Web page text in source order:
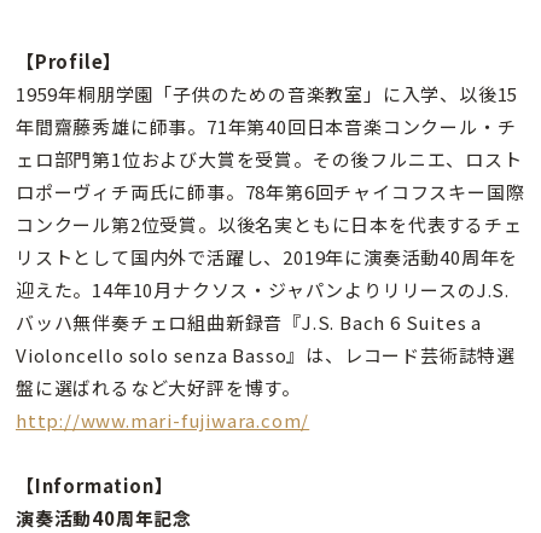
【Profile】
1959年桐朋学園「子供のための音楽教室」に入学、以後15
年間齋藤秀雄に師事。71年第40回日本音楽コンクール・チ
ェロ部門第1位および大賞を受賞。その後フルニエ、ロスト
ロポーヴィチ両氏に師事。78年第6回チャイコフスキー国際
コンクール第2位受賞。以後名実ともに日本を代表するチェ
リストとして国内外で活躍し、2019年に演奏活動40周年を
迎えた。14年10月ナクソス・ジャパンよりリリースのJ.S.
バッハ無伴奏チェロ組曲新録音『J.S. Bach 6 Suites a
Violoncello solo senza Basso』は、レコード芸術誌特選
盤に選ばれるなど大好評を博す。
http://www.mari-fujiwara.com/
【Information】
演奏活動40周年記念